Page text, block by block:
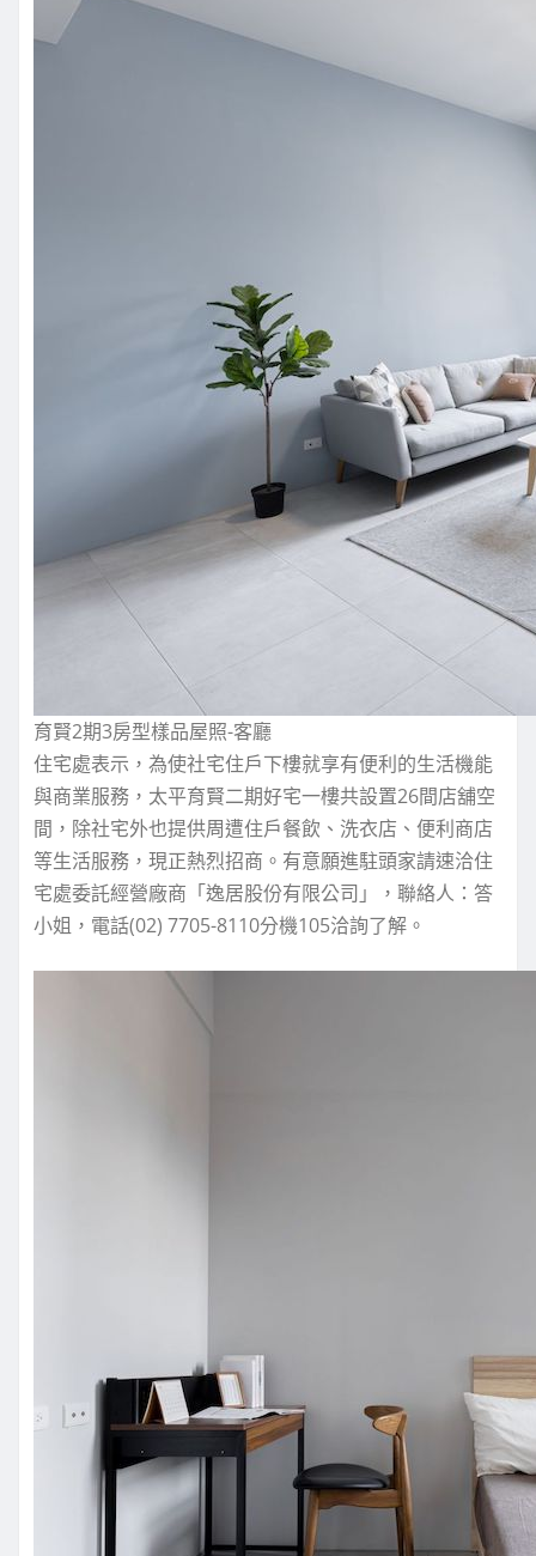
育賢2期3房型樣品屋照-客廳
住宅處表示，為使社宅住戶下樓就享有便利的生活機能
與商業服務，太平育賢二期好宅一樓共設置26間店舖空
間，除社宅外也提供周遭住戶餐飲、洗衣店、便利商店
等生活服務，現正熱烈招商。有意願進駐頭家請速洽住
宅處委託經營廠商「逸居股份有限公司」，聯絡人：答
小姐，電話(02) 7705-8110分機105洽詢了解。